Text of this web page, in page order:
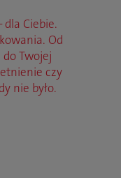
Ciebie.
Od
Twojej
czy
nie było.